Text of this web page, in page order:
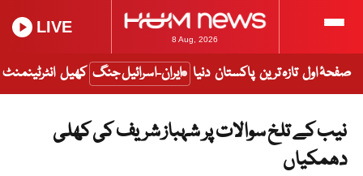
8 Aug, 2026
LIVE
صفحۂ اول تازہ ترین پاکستان دنیا ایران-اسرائیل جنگ کھیل انٹرٹینمنٹ
نیب کے تلخ سوالات پر شہباز شریف کی کھلی
دھمکیاں